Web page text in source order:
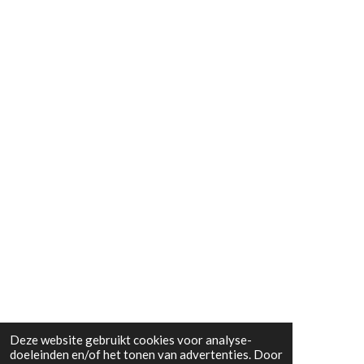
Deze website gebruikt cookies voor analyse-
doeleinden en/of het tonen van advertenties. Door